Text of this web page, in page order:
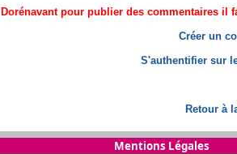
Dorénavant pour publier des commentaires il
Créer un
S'authentifier sur
Retour à
Mentions Légales